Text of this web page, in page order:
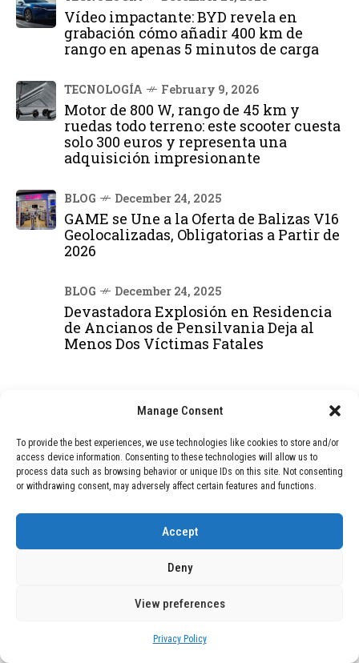
Manage Consent
To provide the best experiences, we use technologies like cookies to store and/or
access device information. Consenting to these technologies will allow us to
process data such as browsing behavior or unique IDs on this site. Not consenting
or withdrawing consent, may adversely affect certain features and functions.
Accept
Deny
View preferences
Privacy Policy
Vídeo impactante: BYD revela en
grabación cómo añadir 400 km de
rango en apenas 5 minutos de carga
TECNOLOGÍA February 9, 2026
Motor de 800 W, rango de 45 km y
ruedas todo terreno: este scooter cuesta
solo 300 euros y representa una
adquisición impresionante
BLOG December 24, 2025
GAME se Une a la Oferta de Balizas V16
Geolocalizadas, Obligatorias a Partir de
2026
BLOG December 24, 2025
Devastadora Explosión en Residencia
de Ancianos de Pensilvania Deja al
Menos Dos Víctimas Fatales
01 TECNOLOGÍA December 24, 2025
Vídeo impactante: BYD revela en
grabación cómo añadir 400 km de rango
en apenas 5 minutos de carga
02
Motor de 800 W, rango de 45 km y
solo 300 euros y representa una
adquisición impresionante